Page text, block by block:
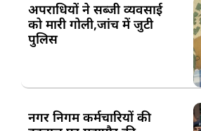
अपराधियों ने सब्जी व्यवसाई
को मारी गोली,जांच में जुटी
पुलिस
नगर निगम कर्मचारियों की